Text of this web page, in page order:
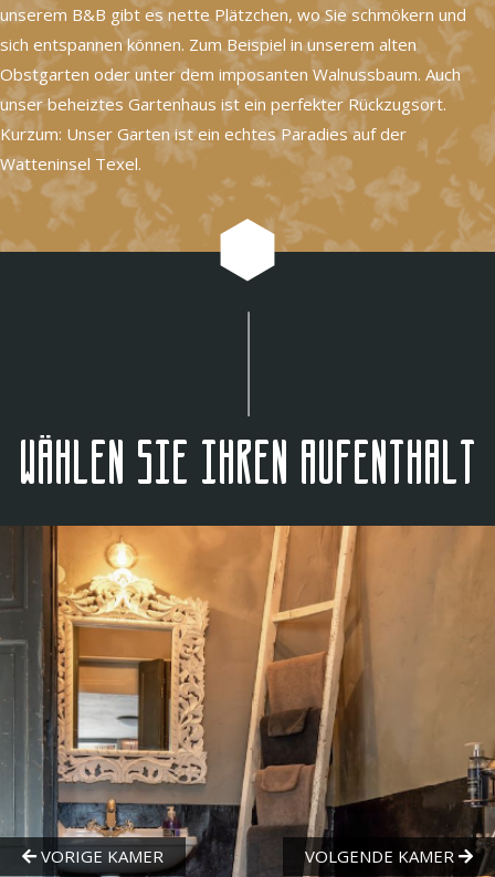
unserem B&B gibt es nette Plätzchen, wo Sie schmökern und
sich entspannen können. Zum Beispiel in unserem alten
Obstgarten oder unter dem imposanten Walnussbaum. Auch
unser beheiztes Gartenhaus ist ein perfekter Rückzugsort.
Kurzum: Unser Garten ist ein echtes Paradies auf der
Watteninsel Texel.
Wählen Sie Ihren Aufenthalt